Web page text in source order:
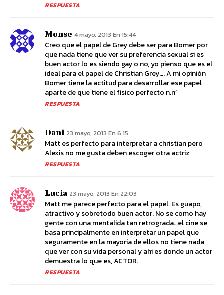
RESPUESTA
Monse 4 mayo, 2013 En 15:44
Creo que el papel de Grey debe ser para Bomer por
que nada tiene que ver su preferencia sexual si es
buen actor lo es siendo gay o no, yo pienso que es el
ideal para el papel de Christian Grey…. A mi opinión
Bomer tiene la actitud para desarrollar ese papel
aparte de que tiene el físico perfecto n.n’
RESPUESTA
Dani 23 mayo, 2013 En 6:15
Matt es perfecto para interpretar a christian pero
Alexis no me gusta deben escoger otra actriz
RESPUESTA
Lucia 23 mayo, 2013 En 22:03
Matt me parece perfecto para el papel. Es guapo,
atractivo y sobretodo buen actor. No se como hay
gente con una mentalida tan retrograda…el cine se
basa principalmente en interpretar un papel que
seguramente en la mayoria de ellos no tiene nada
que ver con su vida personal y ahi es donde un actor
demuestra lo que es, ACTOR.
RESPUESTA